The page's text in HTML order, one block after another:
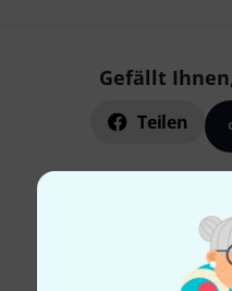
Gefällt
Teilen